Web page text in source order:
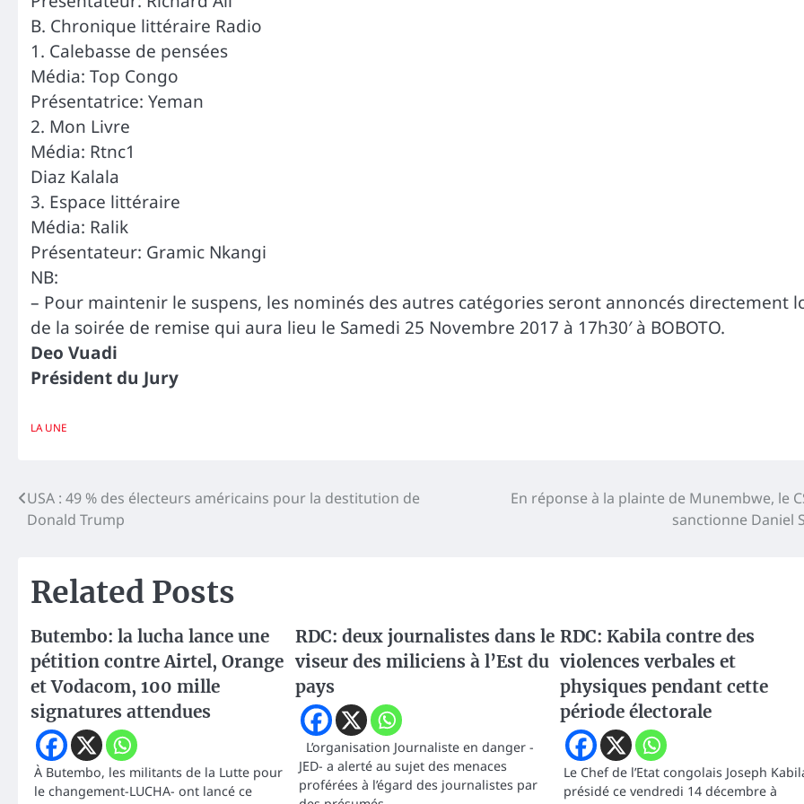
B. Chronique littéraire Radio
1. Calebasse de pensées
Média: Top Congo
Présentatrice: Yeman
2. Mon Livre
Média: Rtnc1
Diaz Kalala
3. Espace littéraire
Média: Ralik
Présentateur: Gramic Nkangi
NB:
– Pour maintenir le suspens, les nominés des autres catégories seront annoncés directement
de la soirée de remise qui aura lieu le Samedi 25 Novembre 2017 à 17h30′ à BOBOTO.
Deo Vuadi
Président du Jury
LA UNE
Navigation
USA : 49 % des électeurs américains pour la destitution de
Donald Trump
En réponse à la plainte de Munembwe, le
sanctionne Daniel
Related Posts
Butembo: la lucha lance une
pétition contre Airtel, Orange
et Vodacom, 100 mille
signatures attendues
À Butembo, les militants de la Lutte pour
le changement-LUCHA- ont lancé ce
RDC: deux journalistes dans le
viseur des miliciens à l’Est du
pays
L’organisation Journaliste en danger -
JED- a alerté au sujet des menaces
proférées à l’égard des journalistes par
RDC: Kabila contre des
violences verbales et
physiques pendant cette
période électorale
Le Chef de l’Etat congolais Joseph
présidé ce vendredi 14 décembre à